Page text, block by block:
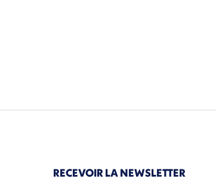
RECEVOIR LA NEWSLETTER